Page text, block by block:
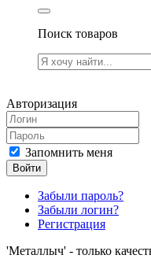
Поиск товаров
Авторизация
Запомнить меня
Войти
Забыли пароль?
Забыли логин?
Регистрация
'Металлыч' - только